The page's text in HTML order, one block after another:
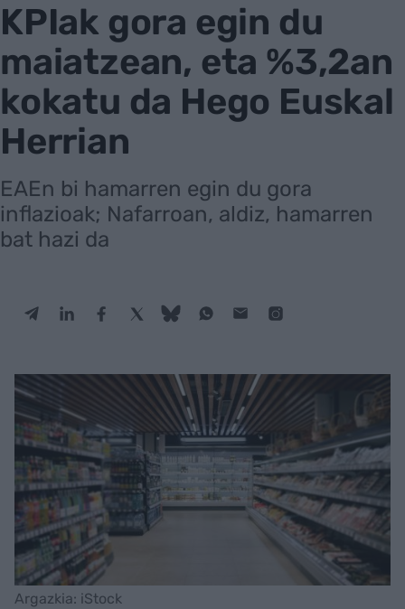
KPIak gora egin du
maiatzean, eta %3,2an
kokatu da Hego Euskal
Herrian
EAEn bi hamarren egin du gora
inflazioak; Nafarroan, aldiz, hamarren
bat hazi da
Argazkia: iStock